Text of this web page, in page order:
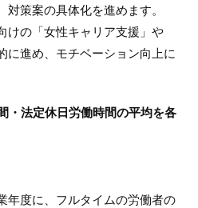
策案の具体化を進めます。
けの「女性キャリア支援」や
に進め、モチベーション向上に
・法定休日労働時間の平均を各
年度に、フルタイムの労働者の